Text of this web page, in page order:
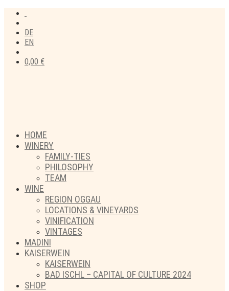
DE
EN
0,00 €
HOME
WINERY
FAMILY-TIES
PHILOSOPHY
TEAM
WINE
REGION OGGAU
LOCATIONS & VINEYARDS
VINIFICATION
VINTAGES
MADINI
KAISERWEIN
KAISERWEIN
BAD ISCHL – CAPITAL OF CULTURE 2024
SHOP